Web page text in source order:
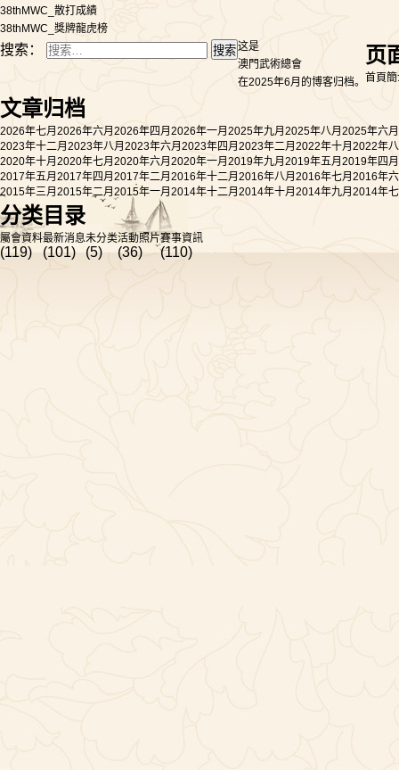
38thMWC_散打成績
38thMWC_獎牌龍虎榜
搜索：
这是
澳門武術總會
在2025年6月的博客归档。
页
首頁
文章归档
2026年七月 2026年六月 2026年四月 2026年一月 2025年九月 2025年八月 2025年六月
2023年十二月 2023年八月 2023年六月 2023年四月 2023年二月 2022年十月 2022年
2020年十月 2020年七月 2020年六月 2020年一月 2019年九月 2019年五月 2019年四月
2017年五月 2017年四月 2017年二月 2016年十二月 2016年八月 2016年七月 2016年
2015年三月 2015年二月 2015年一月 2014年十二月 2014年十月 2014年九月 2014年
分类目录
屬會資料
(119)
最新消息
(101)
未分类
(5)
活動照片
(36)
賽事資訊
(110)